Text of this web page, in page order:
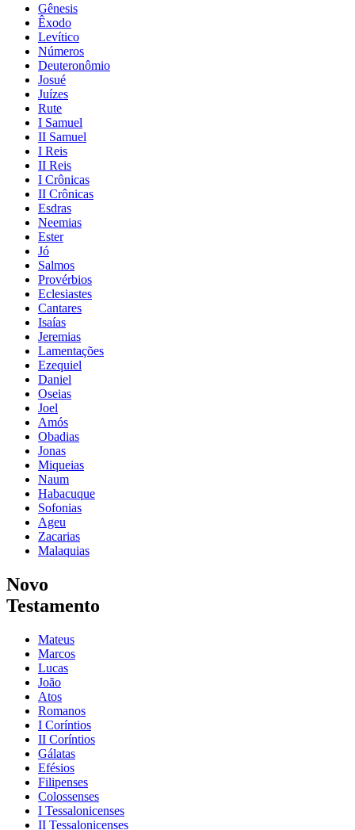
Gênesis
Êxodo
Levítico
Números
Deuteronômio
Josué
Juízes
Rute
I Samuel
II Samuel
I Reis
II Reis
I Crônicas
II Crônicas
Esdras
Neemias
Ester
Jó
Salmos
Provérbios
Eclesiastes
Cantares
Isaías
Jeremias
Lamentações
Ezequiel
Daniel
Oseias
Joel
Amós
Obadias
Jonas
Miqueias
Naum
Habacuque
Sofonias
Ageu
Zacarias
Malaquias
Novo
Testamento
Mateus
Marcos
Lucas
João
Atos
Romanos
I Coríntios
II Coríntios
Gálatas
Efésios
Filipenses
Colossenses
I Tessalonicenses
II Tessalonicenses